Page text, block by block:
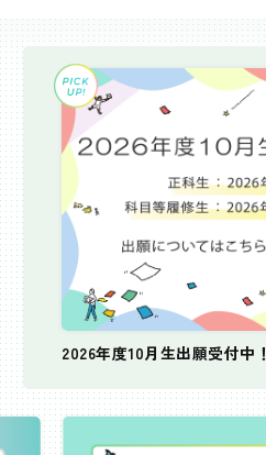
2026年度10月生出願受付中！